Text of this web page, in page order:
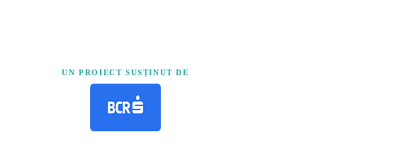
UN PROIECT SUSȚINUT DE